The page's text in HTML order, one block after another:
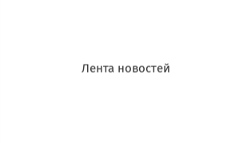
Лента новостей